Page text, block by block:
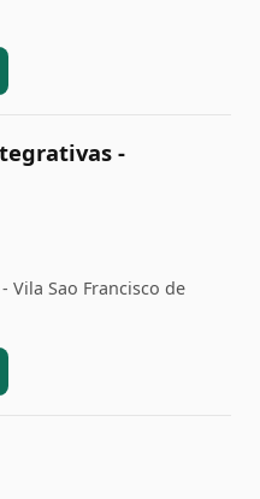
-
Vila Sao Francisco de